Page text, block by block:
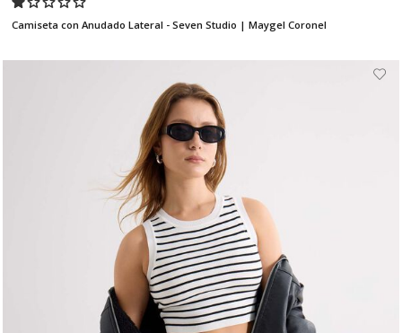
Camiseta con Anudado Lateral - Seven Studio | Maygel Coronel